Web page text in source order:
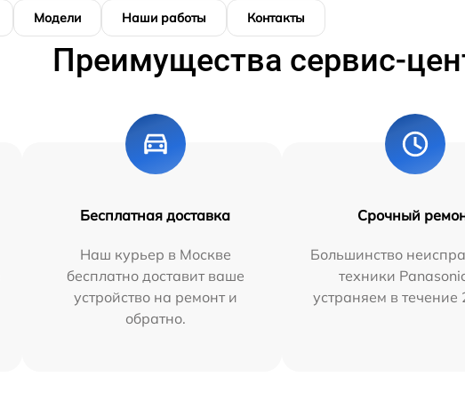
Модели Наши работы Контакты
Преимущества сервис-
Бесплатная доставка
Наш курьер в Москве
бесплатно доставит ваше
устройство на ремонт и
обратно.
Срочный
Большинство
техники
устраняем в течение